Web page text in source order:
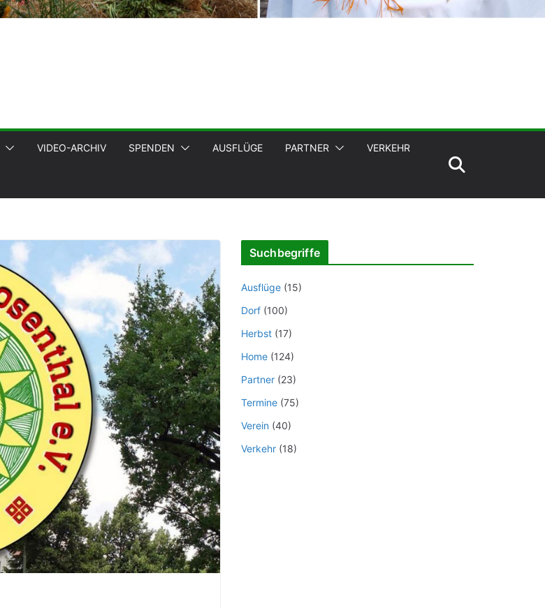
VIDEO-ARCHIV SPENDEN AUSFLÜGE PARTNER VERKEHR
Suchbegriffe
Ausflüge (15)
Dorf (100)
Herbst (17)
Home (124)
Partner (23)
Termine (75)
Verein (40)
Verkehr (18)